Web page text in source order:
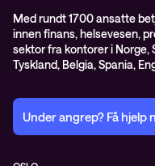
Med rundt 1700 ansatte
innen finans, helsevesen,
sektor fra kontorer i Norge,
Tyskland, Belgia, Spania,
Under angrep? Få hjelp